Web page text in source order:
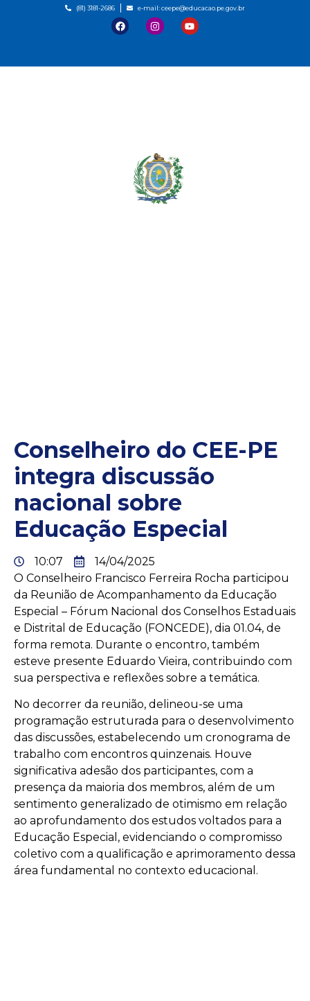
(81) 3181-2686 e-mail: ceepe@educacao.pe.gov.br
Conselheiro do CEE-PE
integra discussão
nacional sobre
Educação Especial
10:07
14/04/2025
O Conselheiro Francisco Ferreira Rocha participou
da Reunião de Acompanhamento da Educação
Especial – Fórum Nacional dos Conselhos Estaduais
e Distrital de Educação (FONCEDE), dia 01.04, de
forma remota. Durante o encontro, também
esteve presente Eduardo Vieira, contribuindo com
sua perspectiva e reflexões sobre a temática.
No decorrer da reunião, delineou-se uma
programação estruturada para o desenvolvimento
das discussões, estabelecendo um cronograma de
trabalho com encontros quinzenais. Houve
significativa adesão dos participantes, com a
presença da maioria dos membros, além de um
sentimento generalizado de otimismo em relação
ao aprofundamento dos estudos voltados para a
Educação Especial, evidenciando o compromisso
coletivo com a qualificação e aprimoramento dessa
área fundamental no contexto educacional.